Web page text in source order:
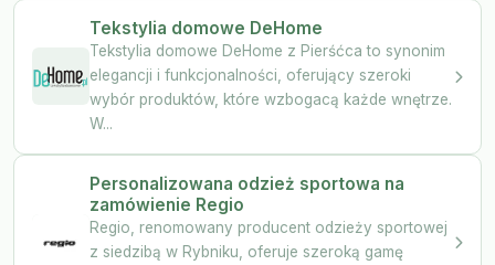
Tekstylia domowe DeHome
Tekstylia domowe DeHome z Pierśćca to synonim
elegancji i funkcjonalności, oferujący szeroki
wybór produktów, które wzbogacą każde wnętrze.
W...
Personalizowana odzież sportowa na
zamówienie Regio
Regio, renomowany producent odzieży sportowej
z siedzibą w Rybniku, oferuje szeroką gamę